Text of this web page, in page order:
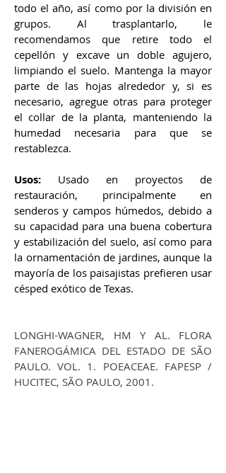
todo el año, así como por la división en
grupos. Al trasplantarlo, le
recomendamos que retire todo el
cepellón y excave un doble agujero,
limpiando el suelo. Mantenga la mayor
parte de las hojas alrededor y, si es
necesario, agregue otras para proteger
el collar de la planta, manteniendo la
humedad necesaria para que se
restablezca.
Usos: Usado en proyectos de
restauración, principalmente en
senderos y campos húmedos, debido a
su capacidad para una buena cobertura
y estabilización del suelo, así como para
la ornamentación de jardines, aunque la
mayoría de los paisajistas prefieren usar
césped exótico de Texas.
LONGHI-WAGNER, HM Y AL. FLORA
FANEROGÁMICA DEL ESTADO DE SÃO
PAULO. VOL. 1. POEACEAE. FAPESP /
HUCITEC, SÃO PAULO, 2001.